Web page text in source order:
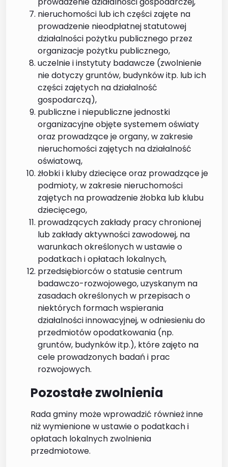
nieruchomości lub ich części zajęte na
prowadzenie nieodpłatnej statutowej
działalności pożytku publicznego przez
organizacje pożytku publicznego,
uczelnie i instytuty badawcze (zwolnienie
nie dotyczy gruntów, budynków itp. lub ich
części zajętych na działalność
gospodarczą),
publiczne i niepubliczne jednostki
organizacyjne objęte systemem oświaty
oraz prowadzące je organy, w zakresie
nieruchomości zajętych na działalność
oświatową,
żłobki i kluby dziecięce oraz prowadzące je
podmioty, w zakresie nieruchomości
zajętych na prowadzenie żłobka lub klubu
dziecięcego,
prowadzących zakłady pracy chronionej
lub zakłady aktywności zawodowej, na
warunkach określonych w ustawie o
podatkach i opłatach lokalnych,
przedsiębiorców o statusie centrum
badawczo-rozwojowego, uzyskanym na
zasadach określonych w przepisach o
niektórych formach wspierania
działalności innowacyjnej, w odniesieniu do
przedmiotów opodatkowania (np.
gruntów, budynków itp.), które zajęto na
cele prowadzonych badań i prac
rozwojowych.
Pozostałe zwolnienia
Rada gminy może wprowadzić również inne
niż wymienione w ustawie o podatkach i
opłatach lokalnych zwolnienia
przedmiotowe.